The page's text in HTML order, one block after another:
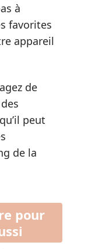
à
favorites
appareil
de
peut
de la
pour